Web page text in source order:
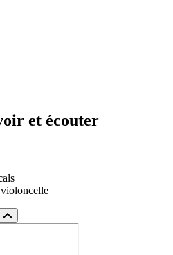
et écouter
violoncelle